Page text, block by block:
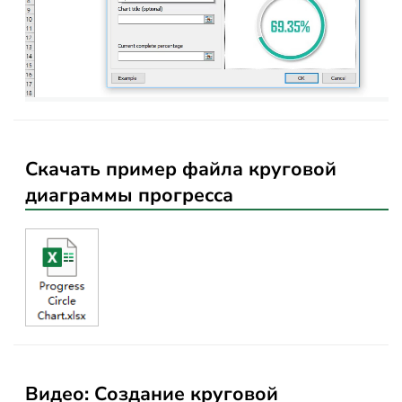
Скачать пример файла круговой
диаграммы прогресса
Видео: Создание круговой